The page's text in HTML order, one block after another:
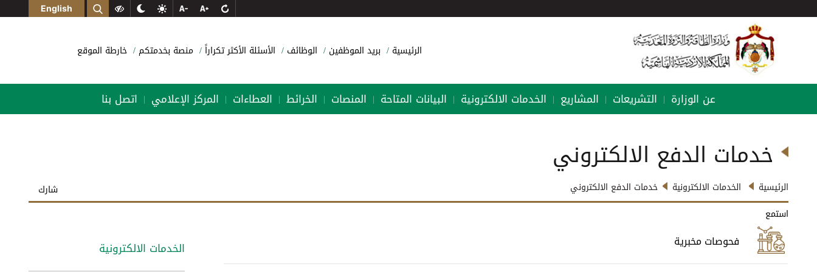
English
الرئيسية بريد الموظفين الوظائف الأسئلة الأكثر تكراراً منصة بخدمتكم خارطة الموقع
عن الوزارة | التشريعات | المشاريع | الخدمات الالكترونية | البيانات المتاحة | المنصات | الخرائط | العطاءات | المركز الإعلامي | اتصل بنا
خدمات الدفع الالكتروني
الرئيسية الخدمات الالكترونية خدمات الدفع الالكتروني
شارك
استمع
فحوصات مخبرية الخدمات الالكترونية